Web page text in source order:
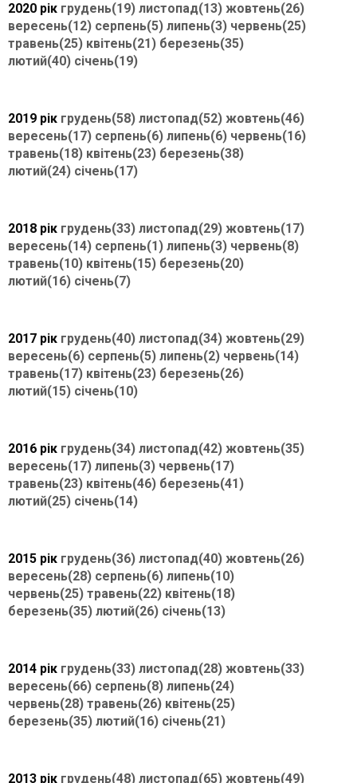
2020 рік грудень(19) листопад(13) жовтень(26)
вересень(12) серпень(5) липень(3) червень(25)
травень(25) квітень(21) березень(35)
лютий(40) січень(19)
2019 рік грудень(58) листопад(52) жовтень(46)
вересень(17) серпень(6) липень(6) червень(16)
травень(18) квітень(23) березень(38)
лютий(24) січень(17)
2018 рік грудень(33) листопад(29) жовтень(17)
вересень(14) серпень(1) липень(3) червень(8)
травень(10) квітень(15) березень(20)
лютий(16) січень(7)
2017 рік грудень(40) листопад(34) жовтень(29)
вересень(6) серпень(5) липень(2) червень(14)
травень(17) квітень(23) березень(26)
лютий(15) січень(10)
2016 рік грудень(34) листопад(42) жовтень(35)
вересень(17) липень(3) червень(17)
травень(23) квітень(46) березень(41)
лютий(25) січень(14)
2015 рік грудень(36) листопад(40) жовтень(26)
вересень(28) серпень(6) липень(10)
червень(25) травень(22) квітень(18)
березень(35) лютий(26) січень(13)
2014 рік грудень(33) листопад(28) жовтень(33)
вересень(66) серпень(8) липень(24)
червень(28) травень(26) квітень(25)
березень(35) лютий(16) січень(21)
2013 рік грудень(48) листопад(65) жовтень(49)